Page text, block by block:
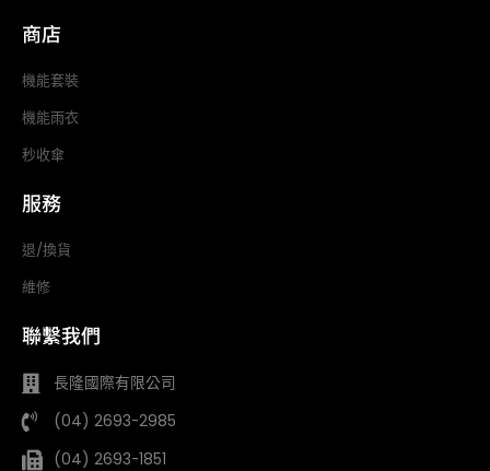
商店
機能套裝
機能雨衣
秒收傘
服務
退/換貨
維修
聯繫我們
長隆國際有限公司
(04) 2693-2985
(04) 2693-1851